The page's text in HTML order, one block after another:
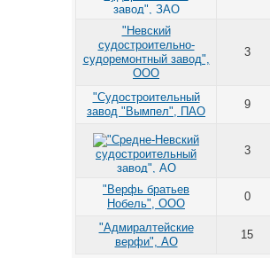
"Невский
судостроительно-
судоремонтный завод",
ООО
3
"Судостроительный
завод "Вымпел", ПАО
9
3
"Верфь братьев
Нобель", ООО
0
"Адмиралтейские
верфи", АО
15